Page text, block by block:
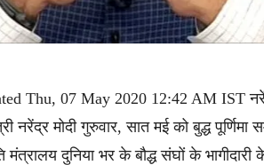
Thu, 07 May 2020 12:42 AM IST
मोदी गुरुवार, सात मई को बुद्ध पूर्णिमा
दुनिया भर के बौद्ध संघों के